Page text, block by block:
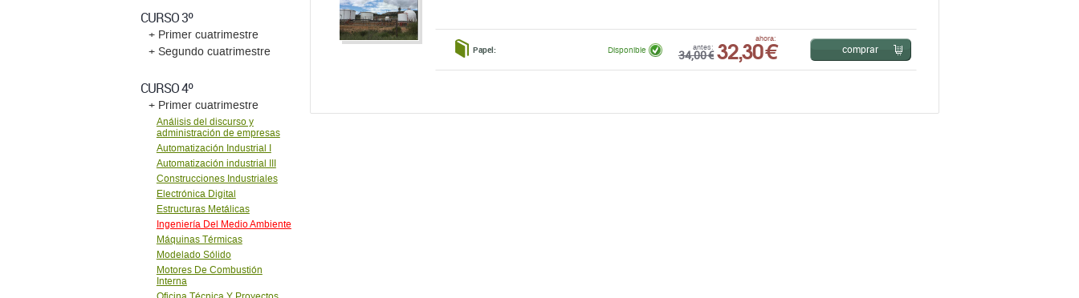
Papel: antes:
34,00 €
ahora:
32,30 €
Disponible comprar
CURSO 3º
+ Primer cuatrimestre
+ Segundo cuatrimestre
CURSO 4º
+ Primer cuatrimestre
Análisis del discurso y
administración de empresas
Automatización Industrial I
Automatización industrial III
Construcciones Industriales
Electrónica Digital
Estructuras Metálicas
Ingeniería Del Medio Ambiente
Máquinas Térmicas
Modelado Sólido
Motores De Combustión
Interna